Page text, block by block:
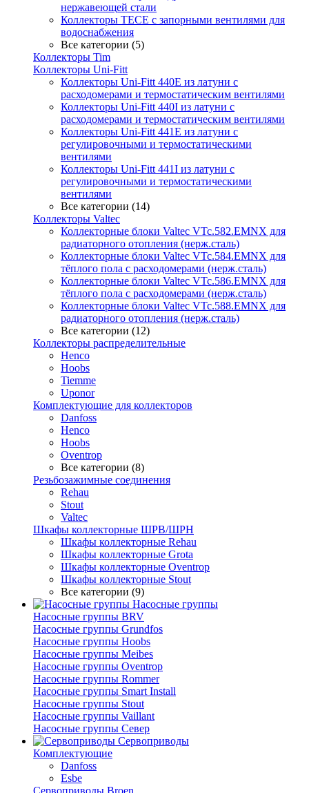
нержавеющей стали
Коллекторы TECE с запорными вентилями для
водоснабжения
Все категории (5)
Коллекторы Tim
Коллекторы Uni-Fitt
Коллекторы Uni-Fitt 440E из латуни с
расходомерами и термостатическим вентилями
Коллекторы Uni-Fitt 440I из латуни с
расходомерами и термостатическим вентилями
Коллекторы Uni-Fitt 441E из латуни с
регулировочными и термостатическими
вентилями
Коллекторы Uni-Fitt 441I из латуни с
регулировочными и термостатическими
вентилями
Все категории (14)
Коллекторы Valtec
Коллекторные блоки Valtec VTc.582.EMNX для
радиаторного отопления (нерж.сталь)
Коллекторные блоки Valtec VTc.584.EMNX для
тёплого пола с расходомерами (нерж.сталь)
Коллекторные блоки Valtec VTc.586.EMNX для
тёплого пола с расходомерами (нерж.сталь)
Коллекторные блоки Valtec VTc.588.EMNX для
радиаторного отопления (нерж.сталь)
Все категории (12)
Коллекторы распределительные
Henco
Hoobs
Tiemme
Uponor
Комплектующие для коллекторов
Danfoss
Henco
Hoobs
Oventrop
Все категории (8)
Резьбозажимные соединения
Rehau
Stout
Valtec
Шкафы коллекторные ШРВ/ШРН
Шкафы коллекторные Rehau
Шкафы коллекторные Grota
Шкафы коллекторные Oventrop
Шкафы коллекторные Stout
Все категории (9)
Насосные группы
Насосные группы BRV
Насосные группы Grundfos
Насосные группы Hoobs
Насосные группы Meibes
Насосные группы Oventrop
Насосные группы Rommer
Насосные группы Smart Install
Насосные группы Stout
Насосные группы Vaillant
Насосные группы Север
Сервоприводы
Комплектующие
Danfoss
Esbe
Сервоприводы Broen